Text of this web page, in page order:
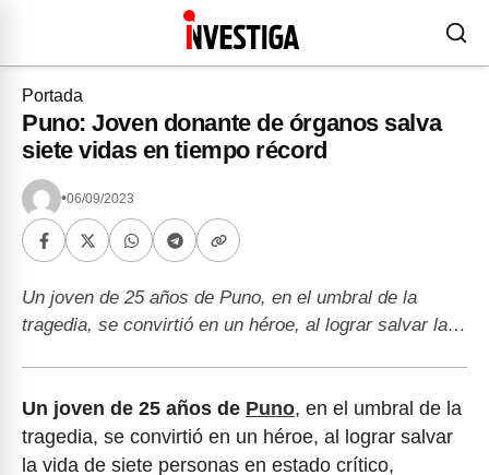
Portada
Puno: Joven donante de órganos salva
siete vidas en tiempo récord
•06/09/2023
Un joven de 25 años de Puno, en el umbral de la
tragedia, se convirtió en un héroe, al lograr salvar la…
Un joven de 25 años de Puno, en el umbral de la
tragedia, se convirtió en un héroe, al lograr salvar
la vida de siete personas en estado crítico,